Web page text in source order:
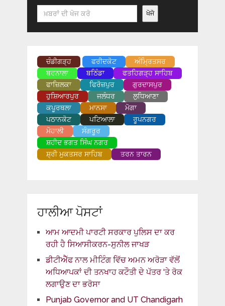
Search ਖੋਜੋ
ਚੰਡੀਗੜ੍ਹ ਫਰੀਦਕੋਟ
ਅੰਮ੍ਰਿਤਸਰ
ਬਰਨਾਲਾ
ਬਠਿੰਡਾ
ਫਤਹਿਗੜ੍ਹ ਸਾਹਿਬ
ਫਾਜ਼ਿਲਕਾ
ਫਿਰੋਜ਼ਪੁਰ
ਗੁਰਦਾਸਪੁਰ
ਹੁਸ਼ਿਆਰਪੁਰ
ਜਲੰਧਰ
ਲੁਧਿਆਣਾ
ਕਪੂਰਥਲਾ
ਮਾਨਸਾ
ਮੋਗਾ
ਪਠਾਨਕੋਟ
ਪਟਿਆਲਾ
ਰੂਪਨਗਰ
ਮੋਹਾਲੀ
ਸੰਗਰੂਰ
ਸ਼ਹੀਦ ਭਗਤ ਸਿੰਘ ਨਗਰ
ਸ਼੍ਰੀ ਮੁਕਤਸਰ ਸਾਹਿਬ
ਤਰਨ ਤਾਰਨ
ਹਾਲੀਆ ਪੋਸਟਾਂ
ਆਮ ਆਦਮੀ ਪਾਰਟੀ ਸਰਕਾਰ ਪੁਲਿਸ ਦਾ ਕਰ
ਰਹੀ ਹੈ ਸਿਆਸੀਕਰਨ-ਸੁਨੀਲ ਜਾਖੜ
ਡੀਟੀਐੱਫ ਨਾਲ ਮੀਟਿੰਗ ਵਿੱਚ ਅਮਨ ਅਰੋੜਾ ਵੱਲੋਂ
ਅਧਿਆਪਕਾਂ ਦੀ ਤਨਖਾਹ ਕਟੌਤੀ ਦੇ ਪੱਤਰ ‘ਤੇ ਰੋਕ
ਲਗਾਉਣ ਦਾ ਭਰੋਸਾ
Punjab Governor and UT Chandigarh